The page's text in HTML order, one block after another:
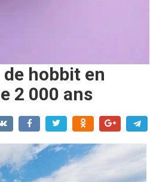
hobbit en
2 000 ans